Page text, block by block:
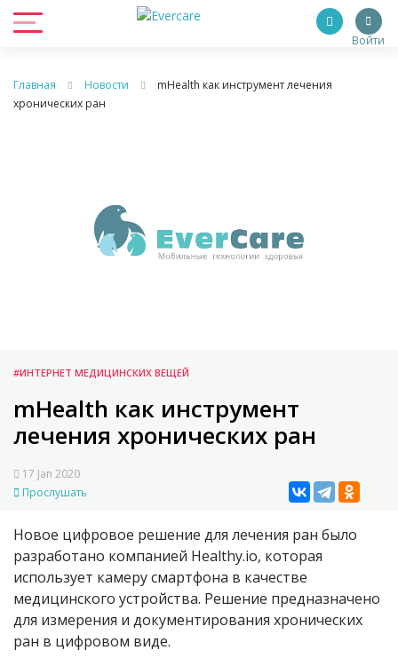
Войти
Главная Новости
mHealth как инструмент лечения
хронических ран
#ИНТЕРНЕТ МЕДИЦИНСКИХ ВЕЩЕЙ
mHealth как инструмент
лечения хронических ран
17 Jan 2020
Прослушать
Новое цифровое решение для лечения ран было
разработано компанией Healthy.io, которая
использует камеру смартфона в качестве
медицинского устройства. Решение предназначено
для измерения и документирования хронических
ран в цифровом виде.